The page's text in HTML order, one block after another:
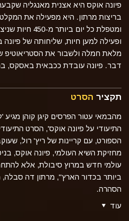
פיונה אוקס היא אצנית מאנגליה
בריצות מרתון. היא מפעילה את המקלט
ומטפלת כל יום
ופעילה למען חיות, שליחותה של
מלאת חמלה ולשבור את הסטריאוטיפ
דבר. פיונה עובדת ככבאית באסקס,
תקציר הסרט
מהבמאי עטור הפרסים קיגן קוהן
התיעודי על פיונה אוקס', הסרט
הספורט, עם קריינות של ריץ' רול,
מחזיקת השיא העולמי, פיונה אוקס,
עולמי חדש במרוץ סיבולת, אלא
הסהרה.
עוד